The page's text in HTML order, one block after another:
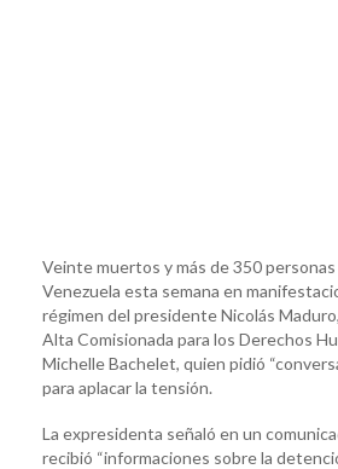
Veinte muertos y más de 350
Venezuela esta semana en
régimen del presidente Nicolás
Alta Comisionada para los Derechos
Michelle Bachelet, quien pidió
para aplacar la tensión.
La expresidenta señaló en un
recibió “informaciones sobre la